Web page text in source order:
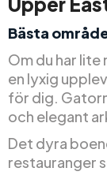
Bästa
Om du har lite
en lyxig
för dig.
och elegant
Det dyra
restauranger